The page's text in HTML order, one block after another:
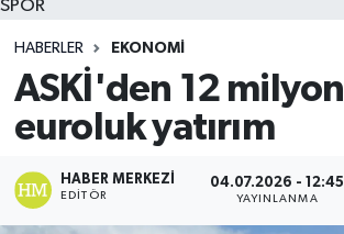
SPOR
HABERLER EKONOMİ
ASKİ'den 12 milyon
euroluk yatırım
HABER MERKEZI
EDITÖR
04.07.2026 - 12:45
YAYINLANMA